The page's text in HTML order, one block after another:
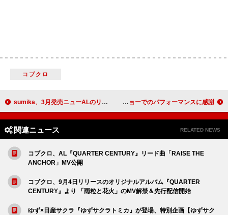
コブクロ
sumika、3月発売ニューALのリード曲「Vermillion」先行配信＆ダスキン新TVCMソングに決定 スパイク・リー、ケンドリック・ラマーのハーフタイム・ショーでのパフォーマンスに感謝
関連ニュース RELATED NEWS
コブクロ、AL『QUARTER CENTURY』リード曲「RAISE THE
ANCHOR」MV公開
コブクロ、9月4日リリースのオリジナルアルバム『QUARTER
CENTURY』より 「雨粒と花火」のMV解禁＆先行配信開始
ゆず×日産サクラ『ゆずサクラトミカ』が登場、特別企画【ゆずサク